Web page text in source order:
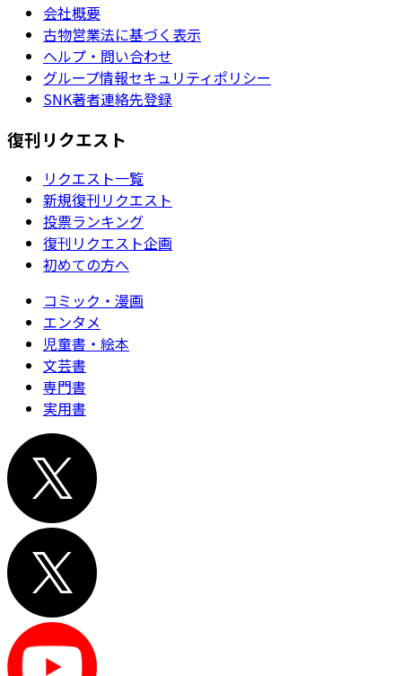
会社概要
古物営業法に基づく表示
ヘルプ・問い合わせ
グループ情報セキュリティポリシー
SNK著者連絡先登録
復刊リクエスト
リクエスト一覧
新規復刊リクエスト
投票ランキング
復刊リクエスト企画
初めての方へ
コミック・漫画
エンタメ
児童書・絵本
文芸書
専門書
実用書